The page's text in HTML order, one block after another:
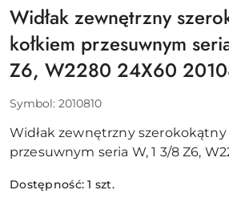
Widłak zewnętrzny
kołkiem przesuwnym
Z6, W2280 24X60
Symbol: 2010810
Widłak zewnętrzny szerokokątny
przesuwnym seria W, 1 3/8 Z6,
Dostępność:1 szt.